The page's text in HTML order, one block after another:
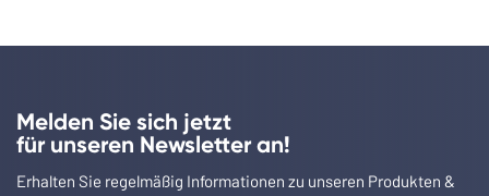
Melden Sie sich jetzt
für unseren Newsletter an!
Erhalten Sie regelmäßig Informationen zu unseren Produkten &